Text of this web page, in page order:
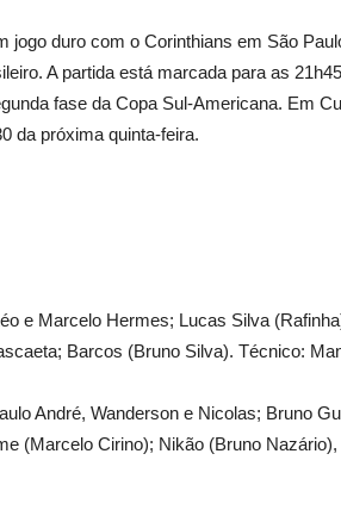
jogo duro com o Corinthians em São
A partida está marcada para as
fase da Copa Sul-Americana. Em
da próxima quinta-feira.
e Marcelo Hermes; Lucas Silva
Barcos (Bruno Silva). Técnico:
André, Wanderson e Nicolas; Bruno
(Marcelo Cirino); Nikão (Bruno